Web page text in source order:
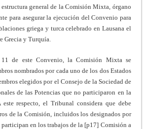
general de la Comisión Mixta, órgano
para asegurar la ejecución del Convenio para
griega y turca celebrado en Lausana el
Grecia y Turquía.
de este Convenio, la Comisión Mixta se
nombrados por cada uno de los dos Estados
elegidos por el Consejo de la Sociedad de
de las Potencias que no participaron en la
respecto, el Tribunal considera que debe
de la Comisión, incluidos los designados por
participan en los trabajos de la [p17] Comisión a